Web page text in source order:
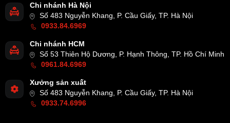
Chi nhánh Hà Nội
Số 483 Nguyễn Khang, P. Cầu Giấy, TP. Hà Nội
0933.84.6969
Chi nhánh HCM
Số 53 Thiên Hộ Dương, P. Hạnh Thông, TP. Hồ Chí Minh
0961.84.6969
Xưởng sản xuất
Số 483 Nguyễn Khang, P. Cầu Giấy, TP. Hà Nội
0933.74.6996